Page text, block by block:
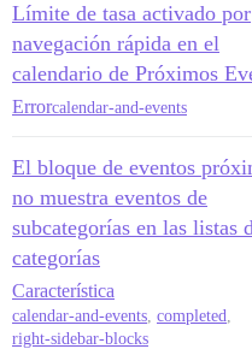
Límite de tasa activado por
navegación rápida en el
calendario de Próximos
Errorcalendar-and-events
El bloque de eventos
no muestra eventos de
subcategorías en las listas
categorías
Característica
calendar-and-events, completed,
right-sidebar-blocks